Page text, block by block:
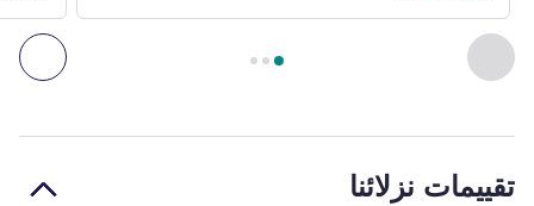
السابق - المطعمالصفحة
تقييمات نزلائنا